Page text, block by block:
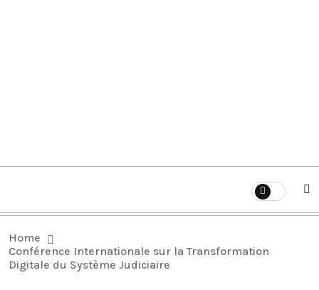
Home
Conférence Internationale sur la Transformation
Digitale du Système Judiciaire